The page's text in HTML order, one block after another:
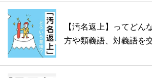
【汚名返上】ってどん
方や類義語、対義語を